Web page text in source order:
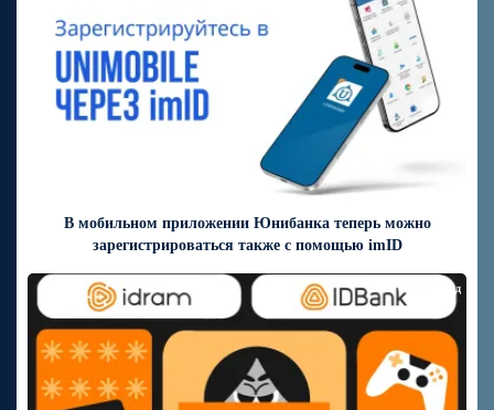
В мобильном приложении Юнибанка теперь можно
зарегистрироваться также с помощью imID
6 дней назад